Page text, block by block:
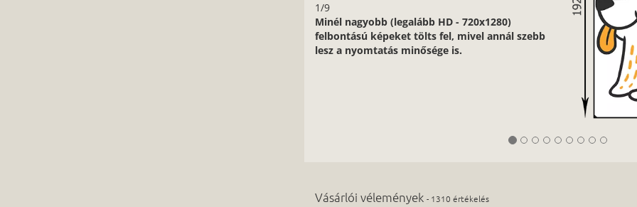
1/9
Minél nagyobb (legalább HD - 720x1280)
felbontású képeket tölts fel, mivel annál szebb
lesz a nyomtatás minősége is.
Vásárlói vélemények- 1310 értékelés